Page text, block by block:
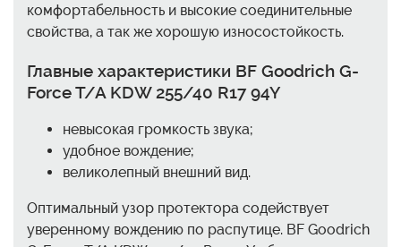
комфортабельность и высокие соединительные
свойства, а так же хорошую износостойкость.
Главные характеристики BF Goodrich G-
Force T/A KDW 255/40 R17 94Y
невысокая громкость звука;
удобное вождение;
великолепный внешний вид.
Оптимальный узор протектора содействует
уверенному вождению по распутице. BF Goodrich